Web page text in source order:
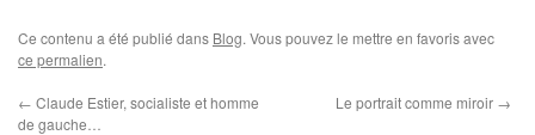
Ce contenu a été publié dans Blog. Vous pouvez le mettre en favoris avec
ce permalien.
← Claude Estier, socialiste et homme
de gauche…
Le portrait comme miroir →